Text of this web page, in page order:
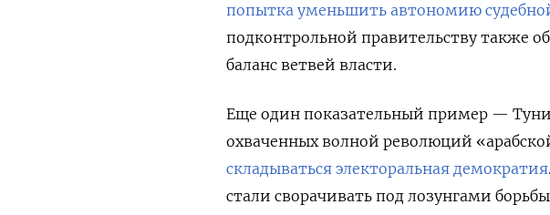
попытка уменьшить автономию
подконтрольной правительству также
баланс ветвей власти.
Еще один показательный пример —
охваченных волной революций
складываться электоральная демократия
стали сворачивать под лозунгами